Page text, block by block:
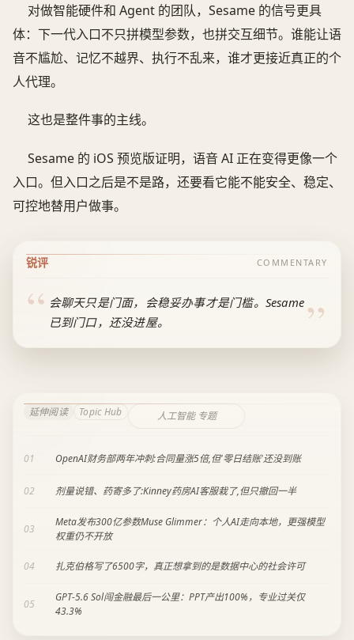
对做智能硬件和 Agent 的团队，Sesame 的信号更具
体：下一代入口不只拼模型参数，也拼交互细节。谁能让语
音不尴尬、记忆不越界、执行不乱来，谁才更接近真正的个
人代理。
这也是整件事的主线。
Sesame 的 iOS 预览版证明，语音 AI 正在变得更像一个
入口。但入口之后是不是路，还要看它能不能安全、稳定、
可控地替用户做事。
锐评 COMMENTARY
会聊天只是门面，会稳妥办事才是门槛。Sesame
已到门口，还没进屋。
延伸阅读 Topic Hub 人工智能 专题
01 OpenAI财务部两年冲刺:合同量涨5倍,但'零日结账'还没到账
02 剂量说错、药寄多了:Kinney药房AI客服栽了,但只撤回一半
03
Meta发布300亿参数Muse Glimmer：个人AI走向本地，更强模型
权重仍不开放
04 扎克伯格写了6500字，真正想拿到的是数据中心的社会许可
05
GPT-5.6 Sol闯金融最后一公里：PPT产出100%，专业过关仅
43.3%